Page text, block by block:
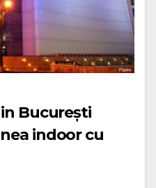
București
indoor cu